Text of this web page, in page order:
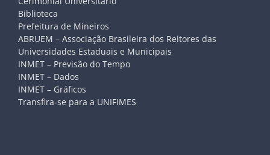
Biblioteca
Prefeitura de Mineiros
ABRUEM – Associação Brasileira dos Reitores das
Universidades Estaduais e Municipais
INMET – Previsão do Tempo
INMET – Dados
INMET – Gráficos
Transfira-se para a UNIFIMES